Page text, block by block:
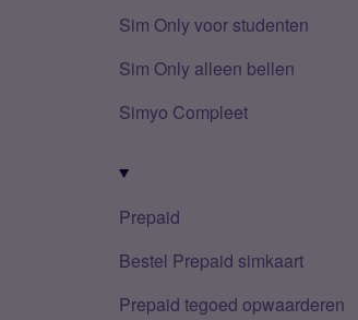
Sim Only voor studenten
Sim Only alleen bellen
Simyo Compleet
Prepaid
Bestel Prepaid simkaart
Prepaid tegoed opwaarderen